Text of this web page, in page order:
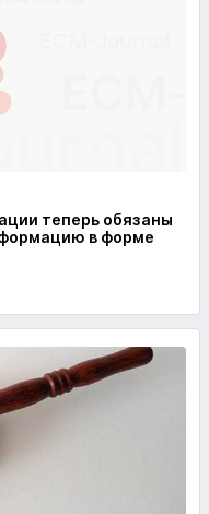
теперь обязаны
в форме